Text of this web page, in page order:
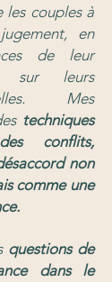
les couples à
en
de leur
sur leurs
Mes
techniques
conflits,
non
comme une
questions de
dans le